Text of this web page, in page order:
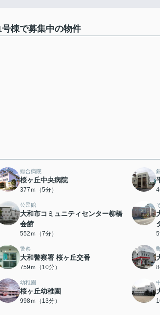
棟で募集中の物件
総合病院
桜ヶ丘中央病院
377ｍ（5分）
公民館
大和市コミュニティセンター柳橋
会館
552ｍ（7分）
警察
大和警察署 桜ヶ丘交番
759ｍ（10分）
幼稚園
桜ヶ丘幼稚園
998ｍ（13分）